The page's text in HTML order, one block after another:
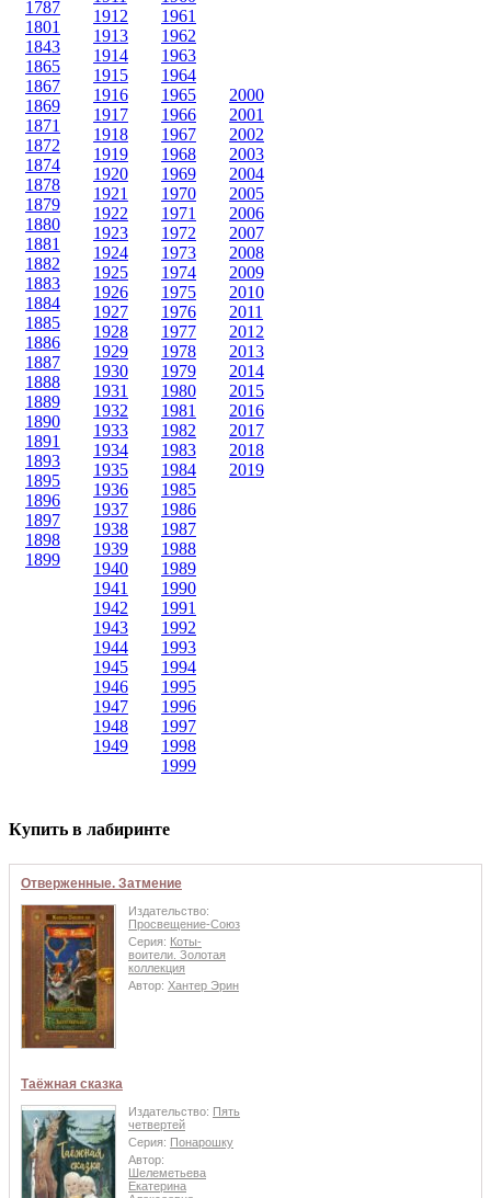
1787
1801
1843
1865
1867
1869
1871
1872
1874
1878
1879
1880
1881
1882
1883
1884
1885
1886
1887
1888
1889
1890
1891
1893
1895
1896
1897
1898
1899
1912
1913
1914
1915
1916
1917
1918
1919
1920
1921
1922
1923
1924
1925
1926
1927
1928
1929
1930
1931
1932
1933
1934
1935
1936
1937
1938
1939
1940
1941
1942
1943
1944
1945
1946
1947
1948
1949
1961
1962
1963
1964
1965
1966
1967
1968
1969
1970
1971
1972
1973
1974
1975
1976
1977
1978
1979
1980
1981
1982
1983
1984
1985
1986
1987
1988
1989
1990
1991
1992
1993
1994
1995
1996
1997
1998
1999
2000
2001
2002
2003
2004
2005
2006
2007
2008
2009
2010
2011
2012
2013
2014
2015
2016
2017
2018
2019
Купить в лабиринте
Отверженные. Затмение
Издательство:
Просвещение-Союз
Серия: Коты-
воители. Золотая
коллекция
Автор: Хантер Эрин
Таёжная сказка
Издательство: Пять
четвертей
Серия: Понарошку
Автор:
Шелеметьева
Екатерина